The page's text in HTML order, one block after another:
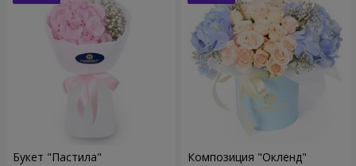
Букет "Пастила" Композиция "Окленд"